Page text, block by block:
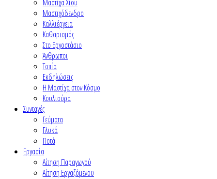
Μαστίχα Χίου
Μαστιχόδενδρο
Καλλιέργεια
Καθαρισμός
Στο Εργοστάσιο
Άνθρωποι
Τοπία
Εκδηλώσεις
Η Μαστίχα στον Κόσμο
Κουλτούρα
Συνταγές
Γεύματα
Γλυκά
Ποτά
Εργασία
Αίτηση Παραγωγού
Αίτηση Εργαζόμενου